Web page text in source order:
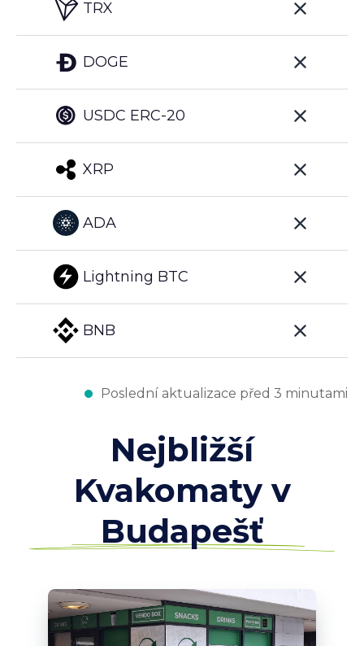
TRX
DOGE
USDC ERC-20
XRP
ADA
Lightning BTC
BNB
Poslední aktualizace před 3 minutami
Nejbližší
Kvakomaty v
Budapešť